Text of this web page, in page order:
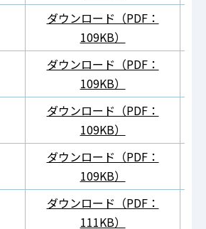
ダウンロード（PDF：
109KB）
ダウンロード（PDF：
109KB）
ダウンロード（PDF：
109KB）
ダウンロード（PDF：
109KB）
ダウンロード（PDF：
111KB）